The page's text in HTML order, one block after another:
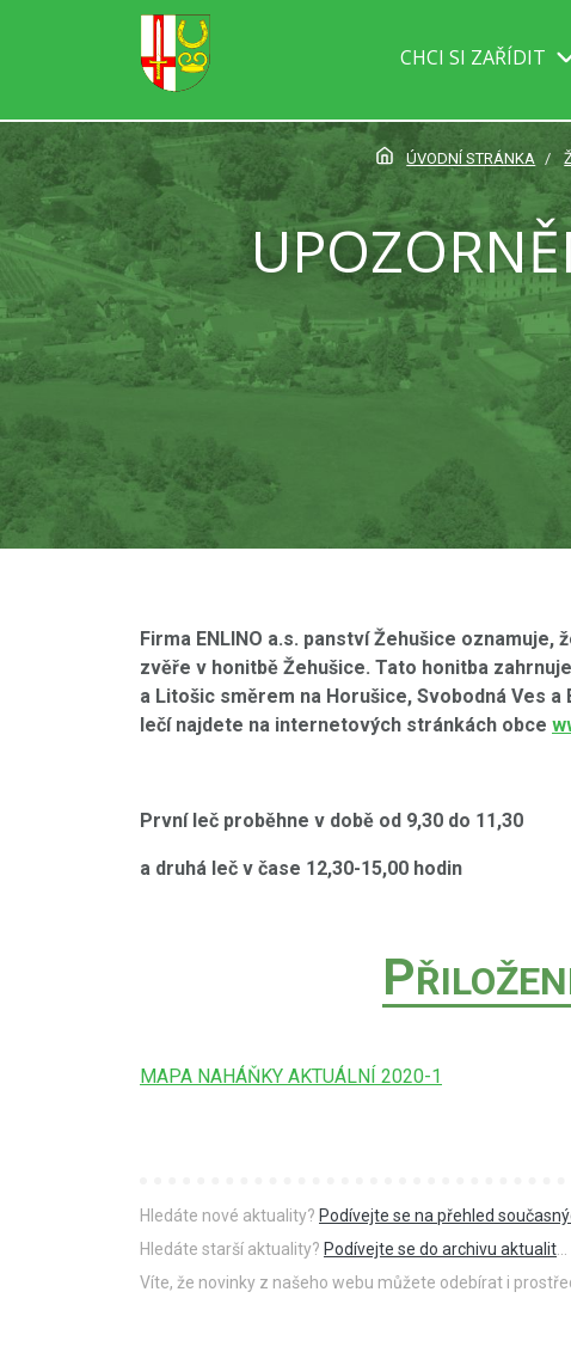
CHCI SI ZAŘÍDIT
ÚVODNÍ STRÁNKA
Firma ENLINO a.s. panství Žehušice
zvěře v honitbě Žehušice. Tato honitba
a Litošic směrem na Horušice, Svobodná Ves
lečí najdete na internetových stránkách obce
První leč proběhne v době od 9,30 do 11,30
a druhá leč v čase 12,30-15,00 hodin
P
MAPA NAHÁŇKY AKTUÁLNÍ 2020-1
Hledáte nové aktuality? Podívejte se na přehled
Hledáte starší aktuality? Podívejte se do archivu aktualit
Víte, že novinky z našeho webu můžete odebírat i